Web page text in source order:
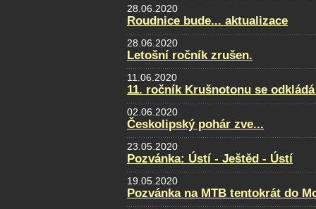
28.06.2020
Roudnice bude... aktualizace
28.06.2020
Letošní ročník zrušen.
11.06.2020
11. ročník Krušnotonu se
02.06.2020
Českolipský pohár zve...
23.05.2020
Pozvánka: Ústí - Ještěd - Ústí
19.05.2020
Pozvánka na MTB tentokrát do